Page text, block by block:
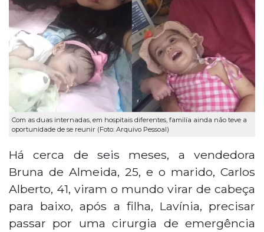
Com as duas internadas, em hospitais diferentes, familía ainda não teve a
oportunidade de se reunir (Foto: Arquivo Pessoal)
Há cerca de seis meses, a vendedora
Bruna de Almeida, 25, e o marido, Carlos
Alberto, 41, viram o mundo virar de cabeça
para baixo, após a filha, Lavínia, precisar
passar por uma cirurgia de emergência